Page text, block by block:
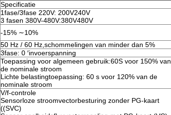
Specificatie
1fase/3fase 220V: 200V240V
3 fasen 380V-480V:380V480V
-15% ∼10%
50 Hz / 60 Hz,schommelingen van minder dan 5%
3fase: 0 ′invoerspanning
Toepassing voor algemeen gebruik:60S voor 150% van
de nominale stroom
Lichte belastingtoepassing: 60 s voor 120% van de
nominale stroom
V/f-controle
Sensorloze stroomvectorbesturing zonder PG-kaart
((SVC)